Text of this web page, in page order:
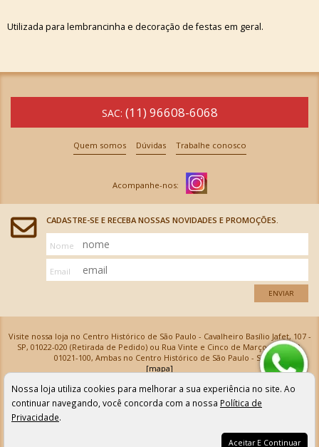
Utilizada para lembrancinha e decoração de festas em geral.
SAC: (11) 96608-6068
Quem somos Dúvidas Trabalhe conosco
CADASTRE-SE E RECEBA NOSSAS NOVIDADES E PROMOÇÕES.
Nome
Email
ENVIAR
Visite nossa loja no Centro Histórico de São Paulo - Cavalheiro Basílio Jafet, 107 -
SP, 01022-020 (Retirada de Pedido) ou Rua Vinte e Cinco de Março, 576 - SP,
01021-100, Ambas no Centro Histórico de São Paulo - SP
[mapa]
Armarinhos Santa Cecília Ltda | CNPJ: 61.069.639/0001-18
Os preços e as condições de pagamento apresentadas na loja virtual não valem para nossa loja física e
podem sofrer alterações sem aviso prévio. Vendas com cartão de crédito sujeitas a análise e
confirmação de dados.
Nossa loja utiliza cookies para melhorar a sua experiência no site. Ao
continuar navegando, você concorda com a nossa Política de
Privacidade.
Aceitar E Continuar